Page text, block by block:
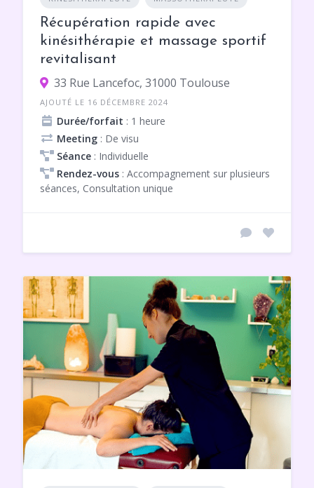
Récupération rapide avec
kinésithérapie et massage sportif
revitalisant
33 Rue Lancefoc, 31000 Toulouse
AJOUTÉ LE 16 DÉCEMBRE 2024
Durée/forfait : 1 heure
Meeting : De visu
Séance : Individuelle
Rendez-vous : Accompagnement sur plusieurs
séances, Consultation unique